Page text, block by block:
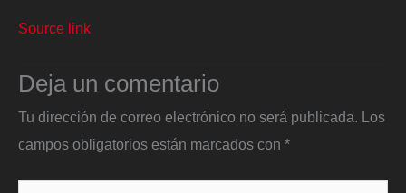
Source link
Deja un comentario
Tu dirección de correo electrónico no será publicada. Los
campos obligatorios están marcados con *